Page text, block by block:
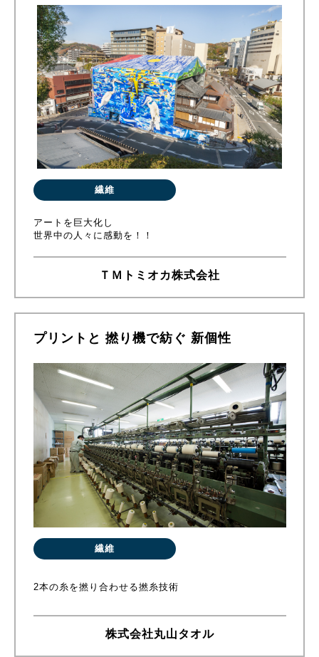
繊維
アートを巨大化し
世界中の人々に感動を！！
ＴＭトミオカ株式会社
プリントと 撚り機で紡ぐ 新個性
繊維
2本の糸を撚り合わせる撚糸技術
株式会社丸山タオル